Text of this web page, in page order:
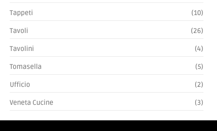
Tappeti (10)
Tavoli (26)
Tavolini (4)
Tomasella (5)
Ufficio (2)
Veneta Cucine (3)